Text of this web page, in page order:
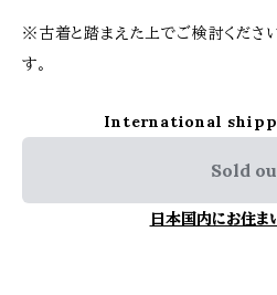
※古着と踏まえた上でご検討くださ
す。
International
Sold
日本国内にお住ま